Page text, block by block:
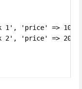
1', 'price' =>
2', 'price' =>